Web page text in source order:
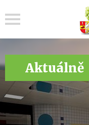
Aktuálně